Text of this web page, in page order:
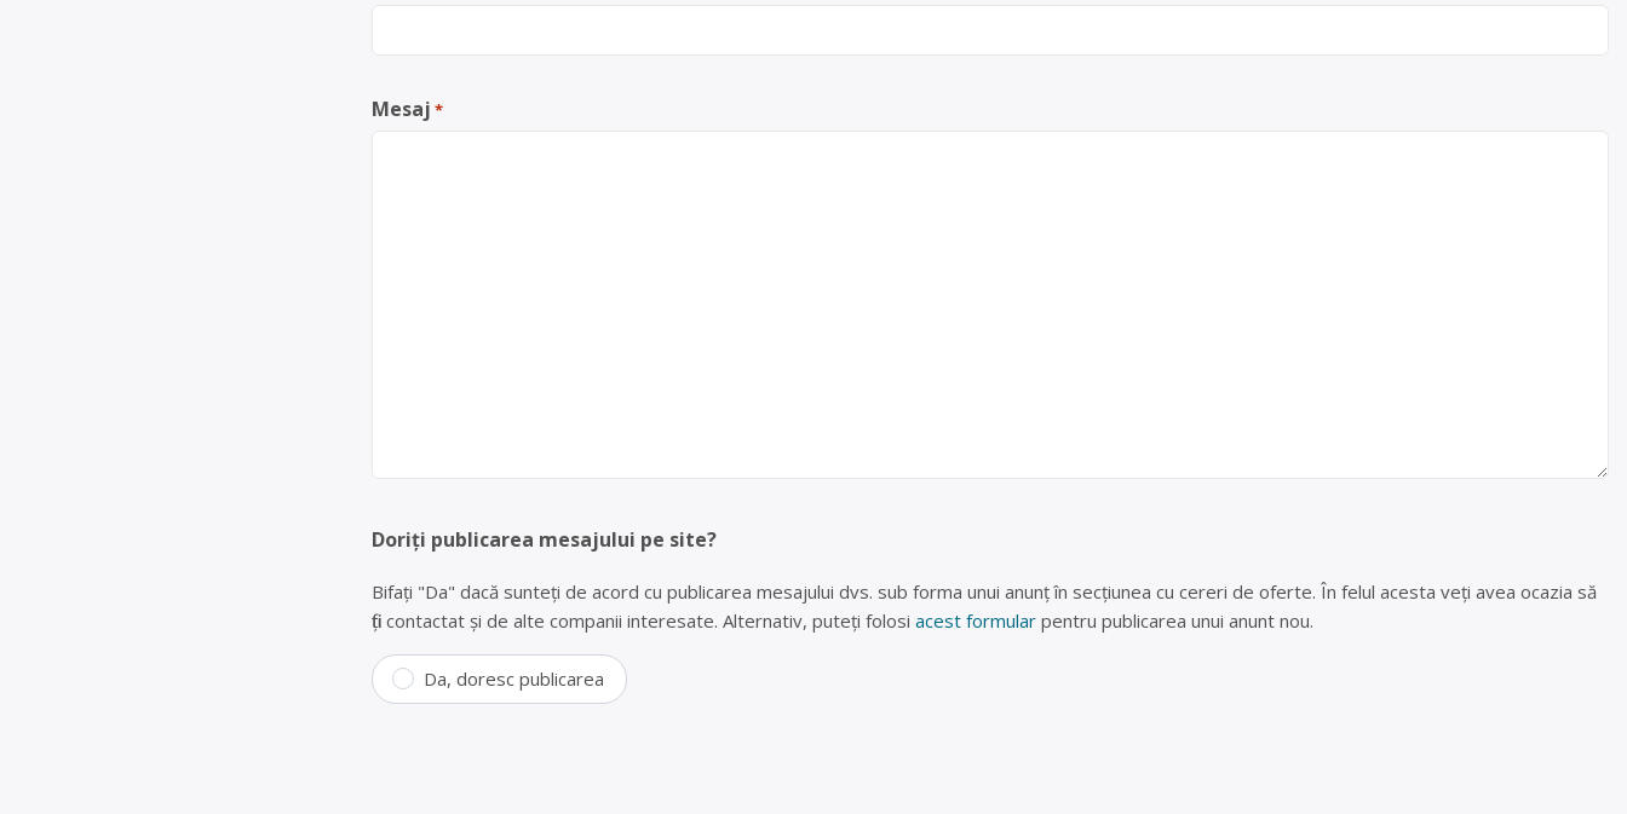
Mesaj *
Doriți publicarea mesajului pe site?
Bifați "Da" dacă sunteți de acord cu publicarea mesajului dvs. sub forma unui anunț în secțiunea cu cereri de oferte. În felul acesta veți avea ocazia să
fiți contactat și de alte companii interesate. Alternativ, puteți folosi acest formular pentru publicarea unui anunt nou.
Da, doresc publicarea